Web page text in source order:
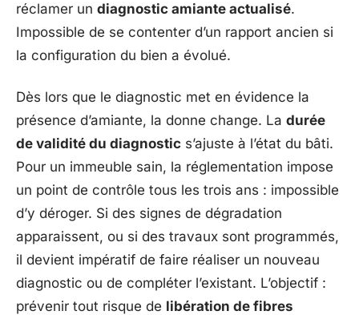
réclamer un diagnostic amiante actualisé.
Impossible de se contenter d’un rapport ancien si
la configuration du bien a évolué.
Dès lors que le diagnostic met en évidence la
présence d’amiante, la donne change. La durée
de validité du diagnostic s’ajuste à l’état du bâti.
Pour un immeuble sain, la réglementation impose
un point de contrôle tous les trois ans : impossible
d’y déroger. Si des signes de dégradation
apparaissent, ou si des travaux sont programmés,
il devient impératif de faire réaliser un nouveau
diagnostic ou de compléter l’existant. L’objectif :
prévenir tout risque de libération de fibres